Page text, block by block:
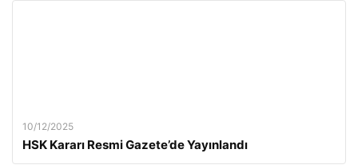
10/12/2025
HSK Kararı Resmi Gazete’de Yayınlandı